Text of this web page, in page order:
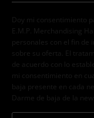
Doy mi consentimiento
E.M.P. Merchandising
personales con el fin de
sobre su oferta. El
de acuerdo con lo
mi consentimiento en
baja presente en cada
Darme de baja de la